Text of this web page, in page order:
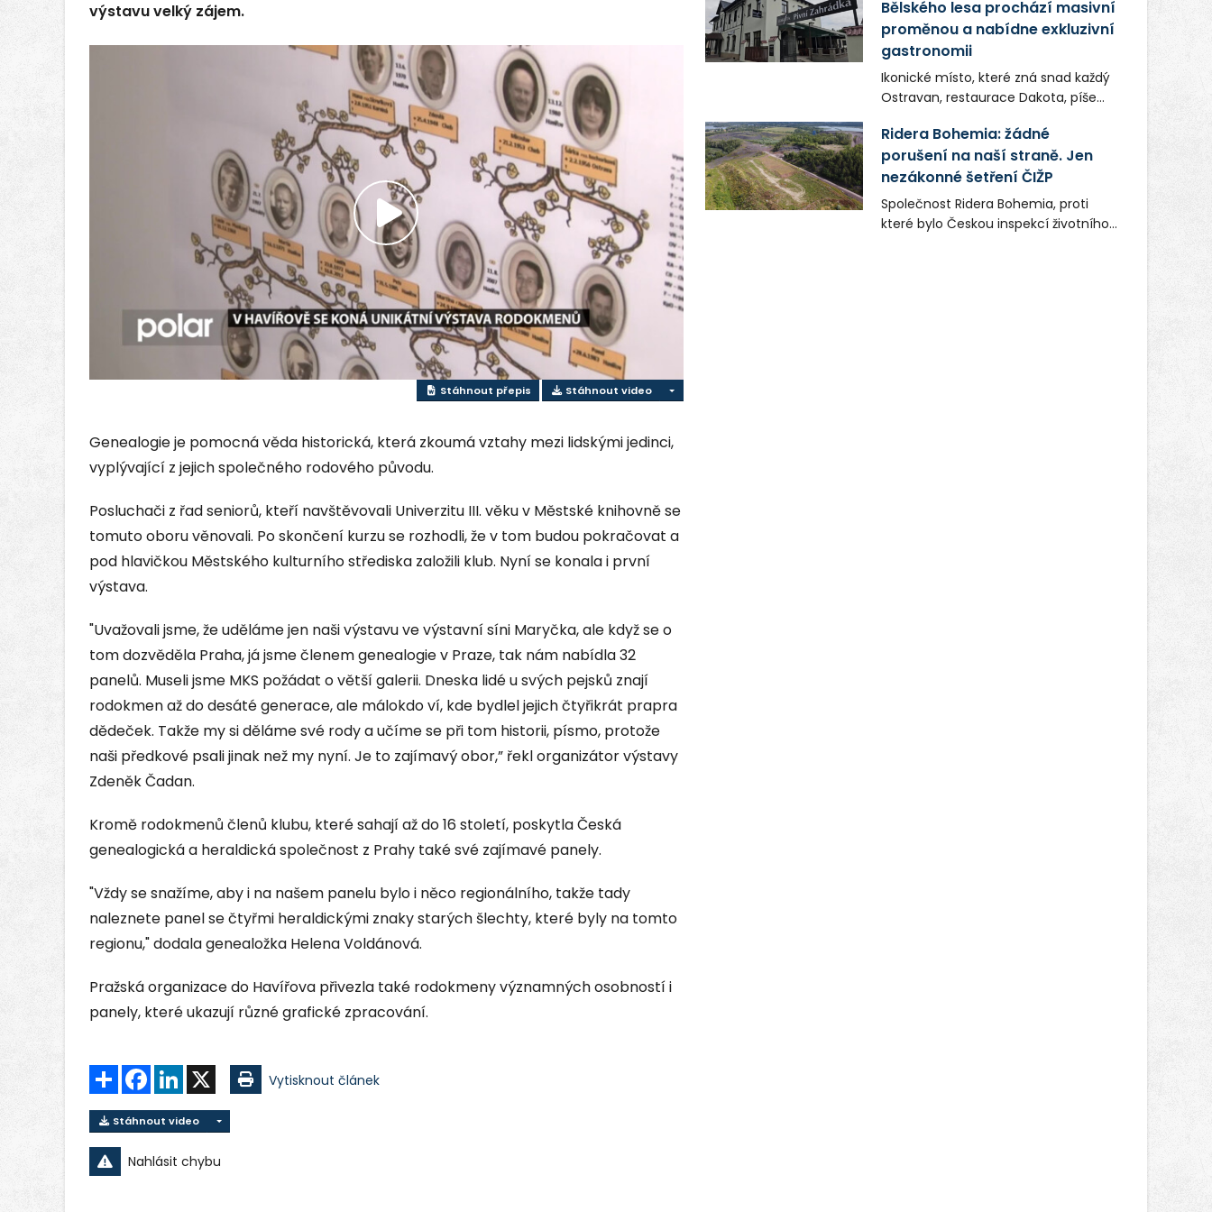
výstavu velký zájem.
Přehrát
video
Stáhnout přepis Stáhnout video
Genealogie je pomocná věda historická, která zkoumá vztahy mezi lidskými jedinci,
vyplývající z jejich společného rodového původu.
Posluchači z řad seniorů, kteří navštěvovali Univerzitu III. věku v Městské knihovně se
tomuto oboru věnovali. Po skončení kurzu se rozhodli, že v tom budou pokračovat a
pod hlavičkou Městského kulturního střediska založili klub. Nyní se konala i první
výstava.
"Uvažovali jsme, že uděláme jen naši výstavu ve výstavní síni Maryčka, ale když se o
tom dozvěděla Praha, já jsme členem genealogie v Praze, tak nám nabídla 32
panelů. Museli jsme MKS požádat o větší galerii. Dneska lidé u svých pejsků znají
rodokmen až do desáté generace, ale málokdo ví, kde bydlel jejich čtyřikrát prapra
dědeček. Takže my si děláme své rody a učíme se při tom historii, písmo, protože
naši předkové psali jinak než my nyní. Je to zajímavý obor,” řekl organizátor výstavy
Zdeněk Čadan.
Kromě rodokmenů členů klubu, které sahají až do 16 století, poskytla Česká
genealogická a heraldická společnost z Prahy také své zajímavé panely.
"Vždy se snažíme, aby i na našem panelu bylo i něco regionálního, takže tady
naleznete panel se čtyřmi heraldickými znaky starých šlechty, které byly na tomto
regionu," dodala genealožka Helena Voldánová.
Pražská organizace do Havířova přivezla také rodokmeny významných osobností i
panely, které ukazují různé grafické zpracování.
Sdílet FacebookLinkedIn Vytisknout článek
Stáhnout video
Nahlásit chybu
Bělského lesa prochází masivní
proměnou a nabídne exkluzivní
gastronomii
Ikonické místo, které zná snad každý
Ostravan, restaurace Dakota, píše
společnost Dang Investment Group
s.r.o. investuje do projektu přes 50
milionů korun. Cílem je přinést
Ostravě dva špičkové gastronomické
koncepty, které v regionu dosud
chyběly, luxusní středomořskou
Ridera Bohemia: žádné
porušení na naší straně. Jen
nezákonné šetření ČIŽP
Společnost Ridera Bohemia, proti
které bylo Českou inspekcí životního